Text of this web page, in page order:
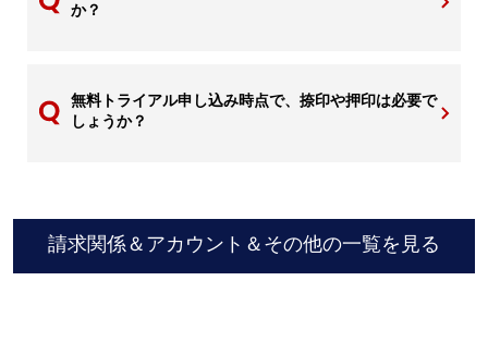
か？
無料トライアル申し込み時点で、捺印や押印は必要で
しょうか？
請求関係＆アカウント＆その他の一覧を見る